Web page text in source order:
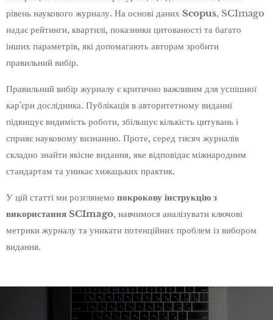
рівень наукового журналу. На основі даних Scopus, SCImago
надає рейтинги, квартилі, показники цитованості та багато
інших параметрів, які допомагають авторам зробити
правильний вибір.
Правильний вибір журналу є критично важливим для успішної
кар'єри дослідника. Публікація в авторитетному виданні
підвищує видимість роботи, збільшує кількість цитувань і
сприяє науковому визнанню. Проте, серед тисяч журналів
складно знайти якісне видання, яке відповідає міжнародним
стандартам та уникає хижацьких практик.
У цій статті ми розглянемо покрокову інструкцію з
використання SCImago, навчимося аналізувати ключові
метрики журналу та уникати потенційних проблем із вибором
видання.